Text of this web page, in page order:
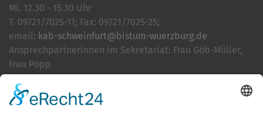
Mi. 12.30 - 15.30 Uhr
T. 09721/7025-11; Fax: 09721/7025-25;
email: kab-schweinfurt@bistum-wuerzburg.de
Ansprechpartnerinnen im Sekretariat: Frau Göb-Müller,
Frau Popp